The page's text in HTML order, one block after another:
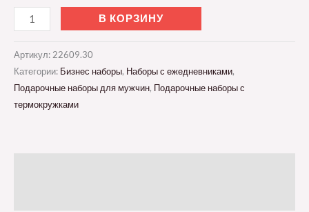
В КОРЗИНУ
Артикул:22609.30
Категории: Бизнес наборы, Наборы с ежедневниками,
Подарочные наборы для мужчин, Подарочные наборы с
термокружками